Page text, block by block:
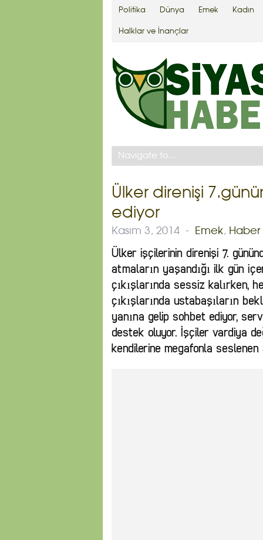
Politika Dünya Emek Kadın
Halklar ve İnançlar
Ülker direnişi
ediyor
Kasım 3, 2014 - Emek, Haber
Ülker işçilerinin direnişi 7.
atmaların yaşandığı ilk gün
çıkışlarında sessiz kalırken,
çıkışlarında ustabaşıların
yanına gelip sohbet ediyor,
destek oluyor. İşçiler vardiya
kendilerine megafonla